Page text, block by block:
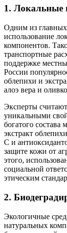
1. Локальные
Одним из главных
использование
компонентов.
транспортные
поддержке
России
облепихи и
алоэ вера и
Эксперты
уникальными
богатого
экстракт
C и
защите кожи от
этого,
социальной
этическим
2.
Экологичные
натуральных